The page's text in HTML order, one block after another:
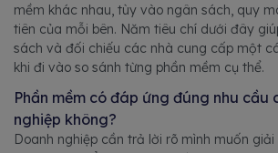
mềm khác nhau, tùy vào ngân sách, quy
tiên của mỗi bên. Năm tiêu chí dưới đây
sách và đối chiếu các nhà cung cấp một
khi đi vào so sánh từng phần mềm cụ thể.
Phần mềm có đáp ứng đúng nhu cầu
nghiệp không?
Doanh nghiệp cần trả lời rõ mình muốn